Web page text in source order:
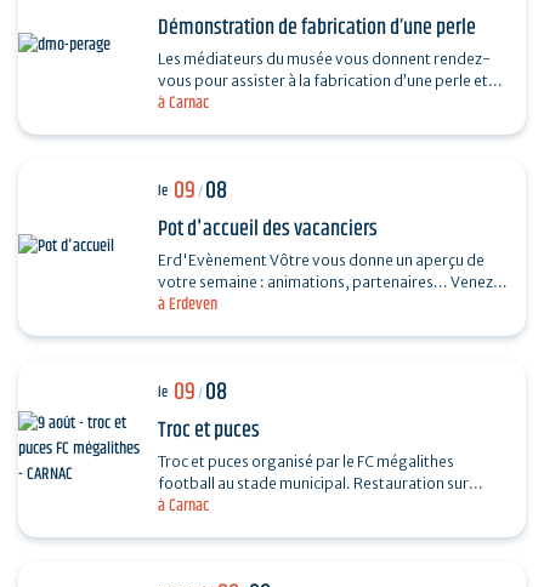
à Carnac
Démonstration de fabrication d’une perle
Les médiateurs du musée vous donnent rendez-
vous pour assister à la fabrication d’une perle et
vous dévoiler les techniques ingénieuses…
à Erdeven
le 09/08
Pot d'accueil des vacanciers
Erd'Evènement Vôtre vous donne un aperçu de
votre semaine : animations, partenaires... Venez
faire le plein de bons plans ! Ils vous feront
à Carnac
le 09/08
Troc et puces
Troc et puces organisé par le FC mégalithes
football au stade municipal. Restauration sur
place, entrée 1€, gratuite pour les moins de 16…